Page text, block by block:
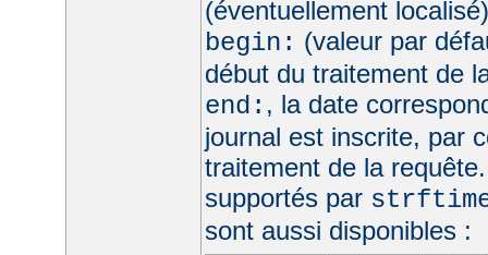
(éventuellement
begin: (valeur par
début du traitement de
end: , la date
journal est inscrite, par
traitement de la
supportés par
sont aussi disponibles :